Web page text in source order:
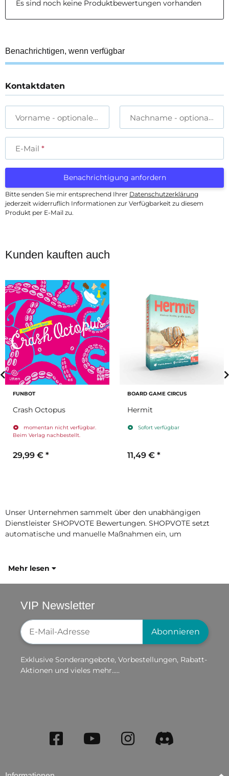
Es sind noch keine Produktbewertungen vorhanden
Benachrichtigen, wenn verfügbar
Kontaktdaten
Vorname - optionale Angabe Nachname - optionale
E-Mail
Benachrichtigung anfordern
Bitte senden Sie mir entsprechend Ihrer Datenschutzerklärung
jederzeit widerruflich Informationen zur Verfügbarkeit zu diesem
Produkt per E-Mail zu.
Kunden kauften auch
FUNBOT
Crash Octopus
momentan nicht verfügbar.
Beim Verlag nachbestellt.
29,99 € *
BOARD GAME CIRCUS
Hermit
Sofort verfügbar
11,49 € *
Unser Unternehmen sammelt über den unabhängigen
Dienstleister SHOPVOTE Bewertungen. SHOPVOTE setzt
automatische und manuelle Maßnahmen ein, um
Mehr lesen
VIP Newsletter
Newsletter-Registrierung
Abonnieren
Exklusive Sonderangebote, Vorbestellungen, Rabatt-
Aktionen und vieles mehr.....